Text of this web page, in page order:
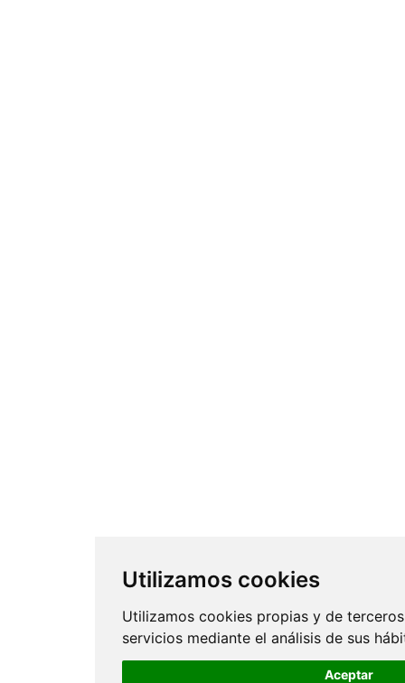
Utilizamos cookies
Utilizamos cookies propias y de
servicios mediante el análisis de sus
Aceptar